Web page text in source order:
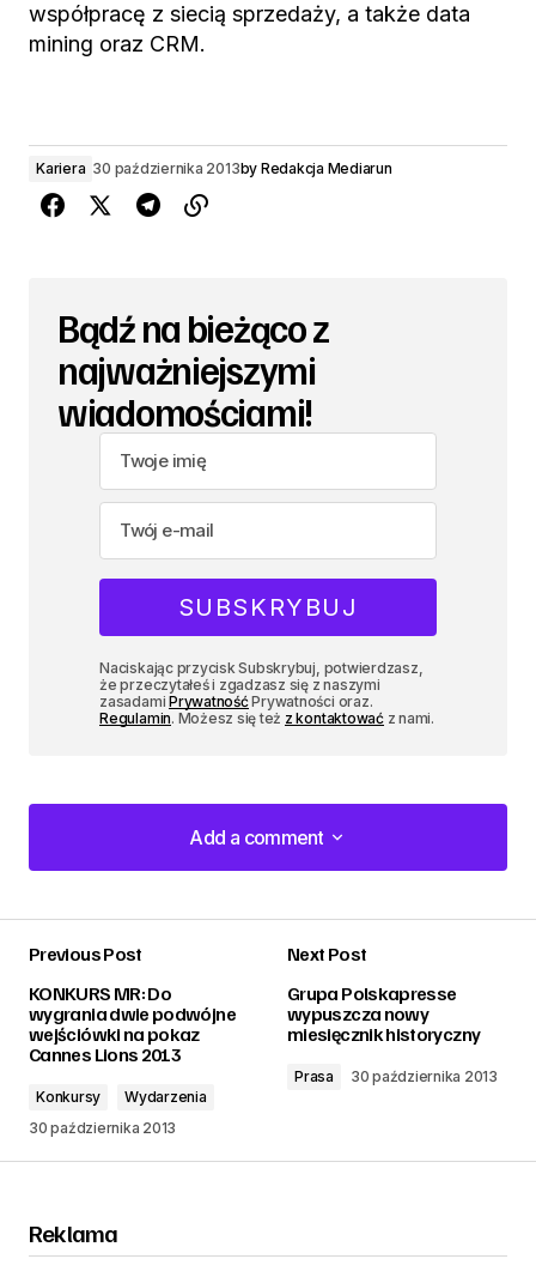
współpracę z siecią sprzedaży, a także data
mining oraz CRM.
Kariera 30 października 2013by Redakcja Mediarun
Bądź na bieżąco z
najważniejszymi
wiadomościami!
Naciskając przycisk Subskrybuj, potwierdzasz,
że przeczytałeś i zgadzasz się z naszymi
zasadamiPrywatnośćPrywatności oraz.
Regulamin. Możesz się też z kontaktowaćz nami.
Add a comment
Add a comment
Previous Post
KONKURS MR: Do
wygrania dwie podwójne
wejściówki na pokaz
Cannes Lions 2013
Konkursy
Wydarzenia
30 października 2013
Next Post
Grupa Polskapresse
wypuszcza nowy
miesięcznik historyczny
Prasa 30 października 2013
Reklama